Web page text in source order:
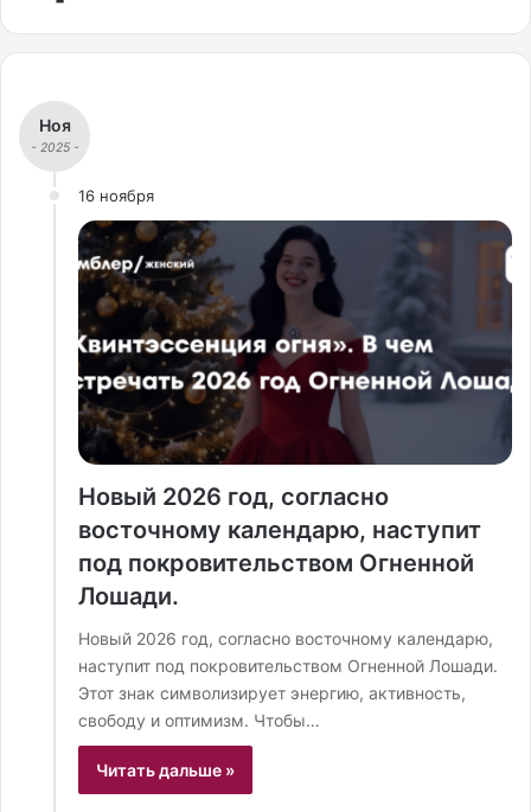
Ноя
- 2025 -
16 ноября
Новый 2026 год, согласно
восточному календарю, наступит
под покровительством Огненной
Лошади.
Новый 2026 год, согласно восточному календарю,
наступит под покровительством Огненной Лошади.
Этот знак символизирует энергию, активность,
свободу и оптимизм. Чтобы…
Читать дальше »